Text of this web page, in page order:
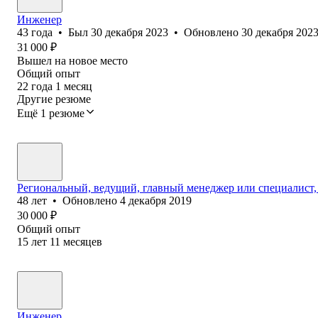
Инженер
43 года • Был 30 декабря 2023 • Обновлено 30 декабря 2023
31 000 ₽
Вышел на новое место
Общий опыт
22 года 1 месяц
Другие резюме
Ещё 1 резюме
Региональный, ведущий, главный менеджер или специалист,
48 лет • Обновлено 4 декабря 2019
30 000 ₽
Общий опыт
15 лет 11 месяцев